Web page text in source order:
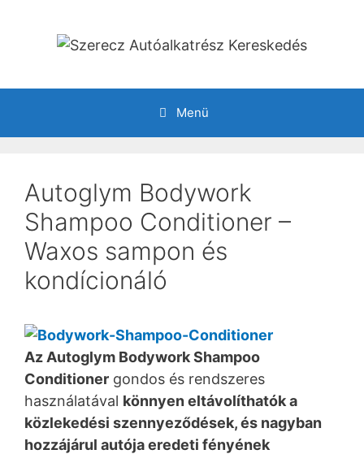
tartalomba
Menü
Autoglym Bodywork
Shampoo Conditioner –
Waxos sampon és
kondícionáló
Az Autoglym Bodywork Shampoo
Conditioner gondos és rendszeres
használatával könnyen eltávolíthatók a
közlekedési szennyeződések, és nagyban
hozzájárul autója eredeti fényének